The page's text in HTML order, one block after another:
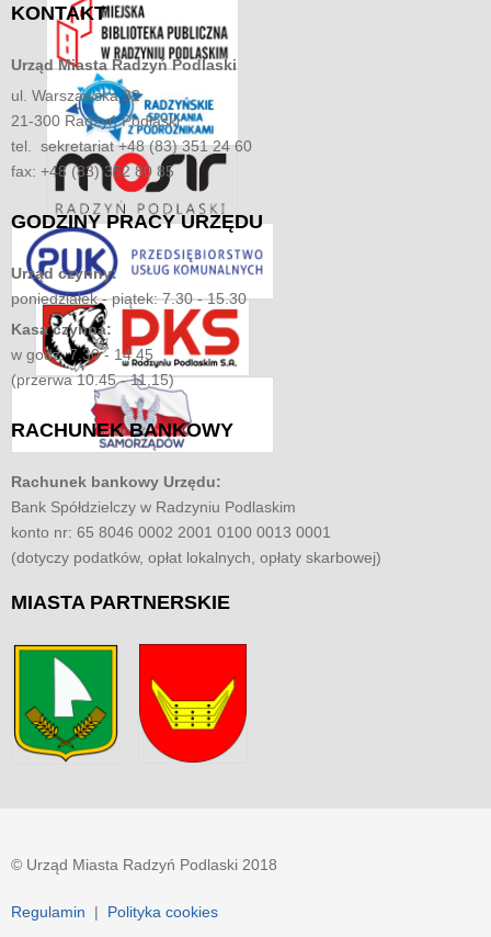
KONTAKT
Urząd MiastaRadzyń Podlaski
ul. Warszawska 32
21-300 Radzyń Podlaski
tel. sekretariat +48 (83) 351 24 60
fax: +48 (83) 352 80 85
GODZINYPRACY URZĘDU
Urząd czynny:
poniedziałek - piątek: 7.30 - 15.30
Kasa czynna:
w godz. 7.30 - 14.45
(przerwa 10.45 - 11.15)
RACHUNEKBANKOWY
Rachunek bankowy Urzędu:
Bank Spółdzielczy w Radzyniu Podlaskim
konto nr: 65 8046 0002 2001 0100 0013 0001
(dotyczy podatków, opłat lokalnych, opłaty skarbowej)
MIASTA PARTNERSKIE
© Urząd Miasta Radzyń Podlaski 2018
Regulamin | Polityka cookies